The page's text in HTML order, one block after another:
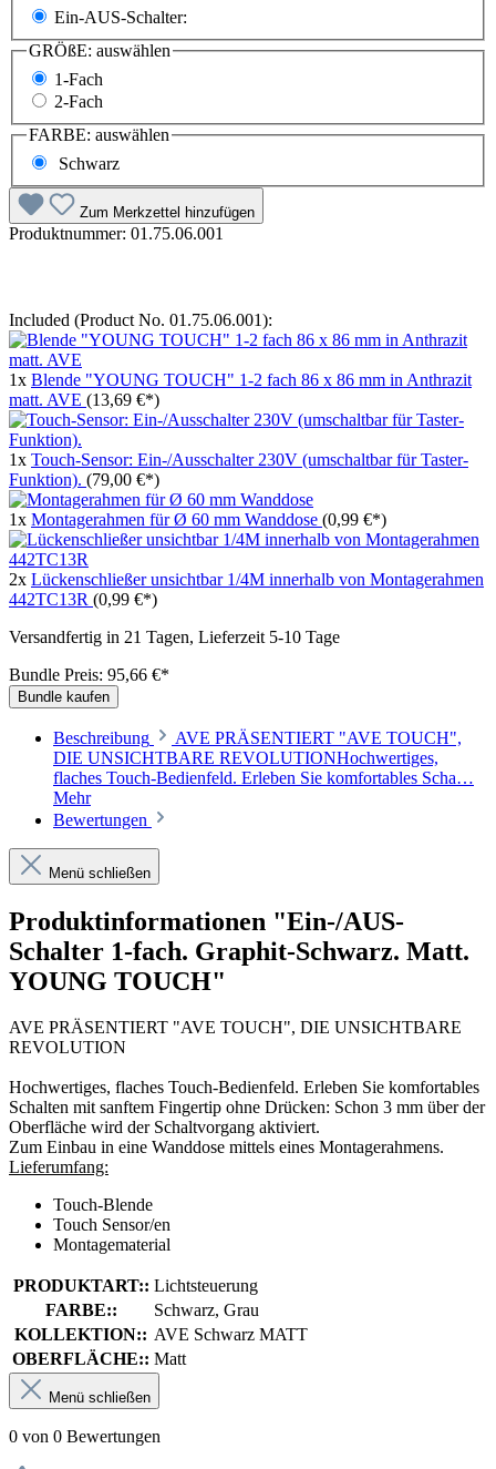
Ein-AUS-Schalter:
GRÖßE: auswählen
1-Fach
2-Fach
FARBE: auswählen
Schwarz
Zum Merkzettel hinzufügen
Produktnummer: 01.75.06.001
Included (Product No. 01.75.06.001):
1x Blende "YOUNG TOUCH" 1-2 fach 86 x 86 mm in Anthrazit
matt. AVE (13,69 €*)
1x Touch-Sensor: Ein-/Ausschalter 230V (umschaltbar für Taster-
Funktion). (79,00 €*)
1x Montagerahmen für Ø 60 mm Wanddose (0,99 €*)
2x Lückenschließer unsichtbar 1/4M innerhalb von Montagerahmen
442TC13R (0,99 €*)
Versandfertig in 21 Tagen, Lieferzeit 5-10 Tage
Bundle Preis: 95,66 €*
Bundle kaufen
Beschreibung
AVE PRÄSENTIERT "AVE TOUCH",
DIE UNSICHTBARE REVOLUTIONHochwertiges,
flaches Touch-Bedienfeld. Erleben Sie komfortables Scha…
Mehr
Bewertungen
Menü schließen
Produktinformationen "Ein-/AUS-
Schalter 1-fach. Graphit-Schwarz. Matt.
YOUNG TOUCH"
AVE PRÄSENTIERT "AVE TOUCH", DIE UNSICHTBARE
REVOLUTION
Hochwertiges, flaches Touch-Bedienfeld. Erleben Sie komfortables
Schalten mit sanftem Fingertip ohne Drücken: Schon 3 mm über der
Oberfläche wird der Schaltvorgang aktiviert.
Zum Einbau in eine Wanddose mittels eines Montagerahmens.
Lieferumfang:
Touch-Blende
Touch Sensor/en
Montagematerial
PRODUKTART:: Lichtsteuerung
FARBE::
Schwarz, Grau
KOLLEKTION:: AVE Schwarz MATT
OBERFLÄCHE:: Matt
Menü schließen
0 von 0 Bewertungen